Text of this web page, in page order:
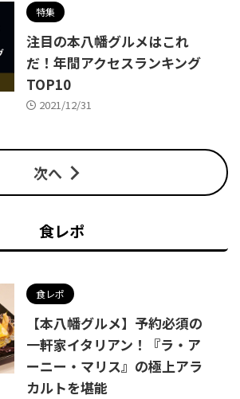
特集
注目の本八幡グルメはこれ
だ！年間アクセスランキング
TOP10
2021/12/31
次へ
食レポ
食レポ
【本八幡グルメ】予約必須の
一軒家イタリアン！『ラ・ア
ーニー・マリス』の極上アラ
カルトを堪能